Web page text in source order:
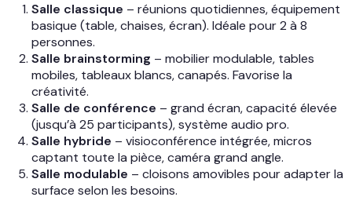
Salle classique – réunions quotidiennes, équipement
basique (table, chaises, écran). Idéale pour 2 à 8
personnes.
Salle brainstorming – mobilier modulable, tables
mobiles, tableaux blancs, canapés. Favorise la
créativité.
Salle de conférence – grand écran, capacité élevée
(jusqu’à 25 participants), système audio pro.
Salle hybride – visioconférence intégrée, micros
captant toute la pièce, caméra grand angle.
Salle modulable – cloisons amovibles pour adapter la
surface selon les besoins.